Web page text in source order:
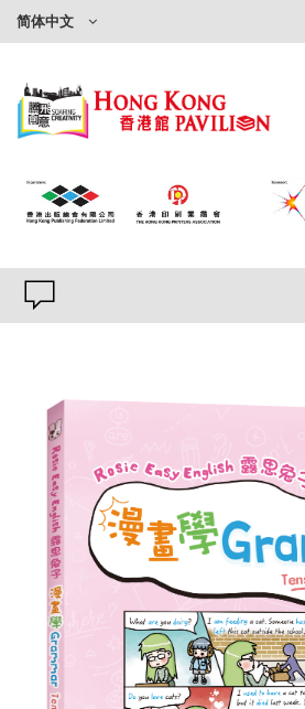
简体中文